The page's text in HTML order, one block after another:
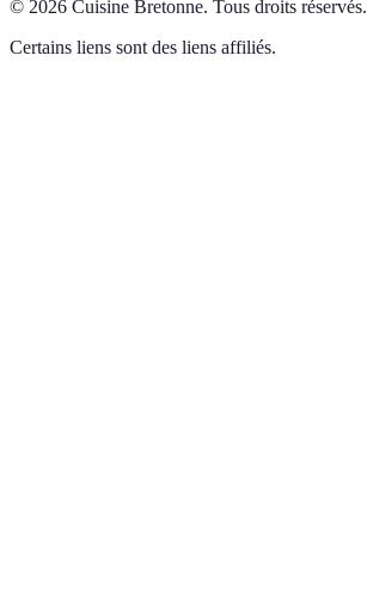
© 2026 Cuisine Bretonne. Tous droits réservés.
Certains liens sont des liens affiliés.